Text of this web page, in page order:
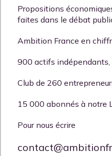
Propositions
faites dans le débat
Ambition France en
900 actifs indépendants,
Club de 260
15 000 abonnés à notre
Pour nous écrire